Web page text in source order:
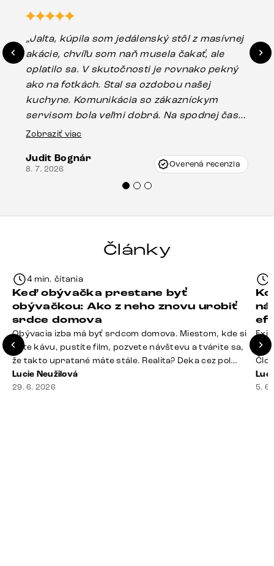
„Jalta, kúpila som jedálenský stôl z masívnej
akácie, chvíľu som naň musela čakať, ale
oplatilo sa. V skutočnosti je rovnako pekný
ako na fotkách. Stal sa ozdobou našej
kuchyne. Komunikácia so zákazníckym
servisom bola veľmi dobrá. Na spodnej časti
stola bolo malé poškodenie, pravdepodobne
Vincze pri riešení mojej záležitosti pristúpili
veľmi korektne. Odporúčam produkty Delife
Zobraziť viac
Judit Bognár
8. 7. 2026 Overená recenzia
Články
4 min. čítania
Keď obývačka prestane byť
obývačkou: Ako z neho znovu urobiť
srdce domova
Obývacia izba má byť srdcom domova. Miestom, kde si
dáte kávu, pustíte film, pozvete návštevu a tvárite sa,
že takto upratané máte stále. Realita? Deka cez pol
sedačky, ovládač záhadne zmizol, konferenčný stolík
slúži ako odkladisko všetkého od účteniek po balzam
Lucie Neužilová
29. 6. 2026
si
5.